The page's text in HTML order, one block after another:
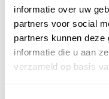
informatie over uw
partners voor social
partners kunnen deze
informatie die u aan
verzameld op basis